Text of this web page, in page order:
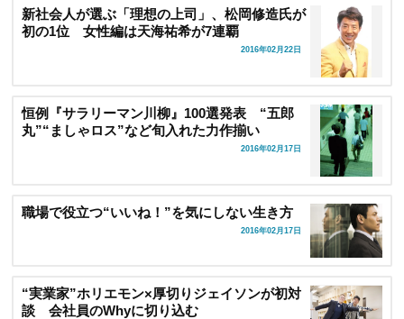
新社会人が選ぶ「理想の上司」、松岡修造氏が
初の1位 女性編は天海祐希が7連覇
2016年02月22日
恒例『サラリーマン川柳』100選発表 “五郎
丸”“ましゃロス”など旬入れた力作揃い
2016年02月17日
職場で役立つ“いいね！”を気にしない生き方
2016年02月17日
“実業家”ホリエモン×厚切りジェイソンが初対
談 会社員のWhyに切り込む